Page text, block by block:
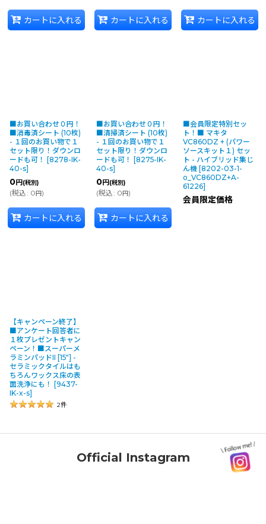
カートに入れる カートに入れる カートに入れる
■お買い合わせ０円！
■消毒済シート (10枚)
- １回のお買い物で１
セット限り！ダウンロ
ードも可！
[8278-IK-
40-s]
0円(税別)
(税込: 0円)
カートに入れる
■お買い合わせ０円！
■清掃済シート (10枚)
- １回のお買い物で１
セット限り！ダウンロ
ードも可！
[8275-IK-
40-s]
0円(税別)
(税込: 0円)
カートに入れる
■会員限定特別セッ
ト！■ マキタ
VC860DZ + (パワー
ソースキット１) セッ
ト - ハイブリッド集じ
ん機 [8202-03-1-
o_VC860DZ+A-
61226]
会員限定価格
【キャンペーン終了】
■アンケート回答者に
１枚プレゼントキャン
ペーン！■スーパーメ
ラミンパッドII [15"] -
セラミックタイルはも
ちろんワックス床の表
面洗浄にも！
[9437-
IK-x-s]
2件
Official Instagram